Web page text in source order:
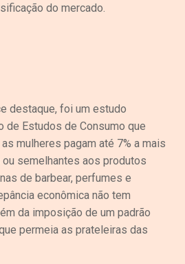
do mercado.
destaque, foi um estudo
de Estudos de Consumo que
mulheres pagam até 7% a mais
semelhantes aos produtos
de barbear, perfumes e
econômica não tem
da imposição de um padrão
permeia as prateleiras das